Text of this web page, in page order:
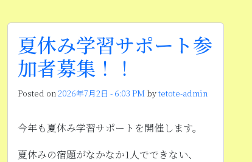
夏休み学習サポート参
加者募集！！
Posted on2026年7月2日 - 6:03 PM bytetote-admin
今年も夏休み学習サポートを開催します。
夏休みの宿題がなかなか1人でできない、